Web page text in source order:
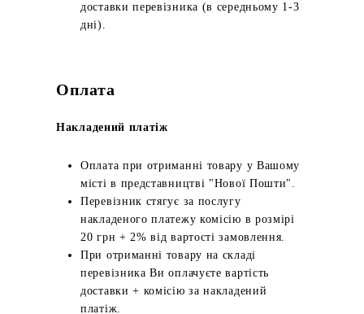
доставки перевізника (в середньому 1-3
дні).
Оплата
Накладений платіж
Оплата при отриманні товару у Вашому
місті в представництві "Нової Пошти".
Перевізник стягує за послугу
накладеного платежу комісію в розмірі
20 грн + 2% від вартості замовлення.
При отриманні товару на складі
перевізника Ви оплачуєте вартість
доставки + комісію за накладений
платіж.